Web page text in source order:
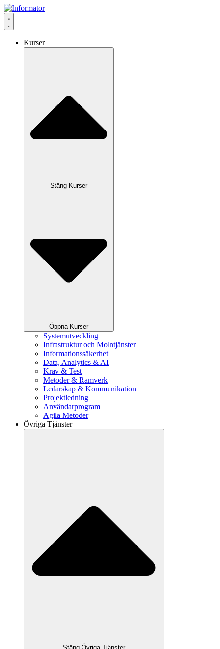
Hoppa
till
innehåll
Kurser
Stäng Kurser
Öppna Kurser
Systemutveckling
Infrastruktur och Molntjänster
Informationssäkerhet
Data, Analytics & AI
Krav & Test
Metoder & Ramverk
Ledarskap & Kommunikation
Projektledning
Användarprogram
Agila Metoder
Övriga Tjänster
Stäng Övriga Tjänster